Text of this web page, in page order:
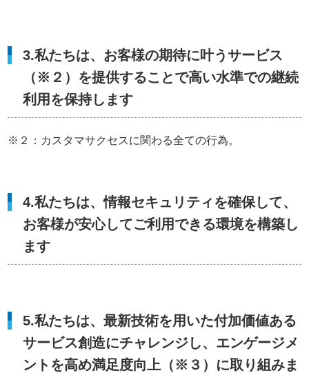
3.私たちは、お客様の期待に叶うサービス
（※２）を提供することで高い水準での継続
利用を保持します
※２：カスタマサクセスに関わる全ての行為。
4.私たちは、情報セキュリティを確保して、
お客様が安心してご利用できる環境を構築し
ます
5.私たちは、最新技術を用いた付加価値ある
サービス創造にチャレンジし、エンゲージメ
ントを高め満足度向上（※３）に取り組みま